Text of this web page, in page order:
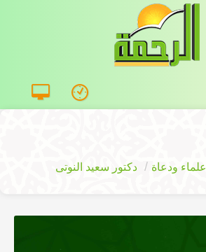
علماء ودعاة دكتور سعيد النوتى